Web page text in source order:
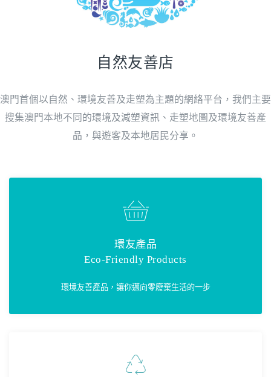
自然友善店
澳門首個以自然、環境友善及走塑為主題的網絡平台，我們主要
搜集澳門本地不同的環境及減塑資訊、走塑地圖及環境友善產
品，與遊客及本地居民分享。
環友產品
Eco-Friendly Products
環境友善產品，讓你邁向零廢棄生活的一步